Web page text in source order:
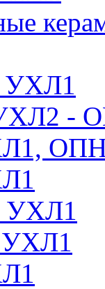
УХЛ1
-
УХЛ1